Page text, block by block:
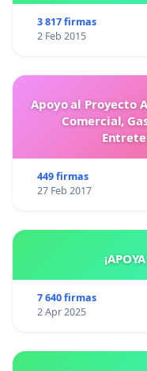
3 817 firmas
2 Feb 2015
Apoyo al Proyecto
Comercial,
449 firmas
27 Feb 2017
7 640 firmas
2 Apr 2025